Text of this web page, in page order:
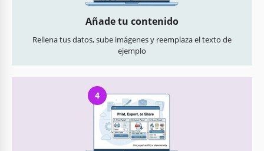
Añade tu contenido
Rellena tus datos, sube imágenes y reemplaza el texto de
ejemplo
4